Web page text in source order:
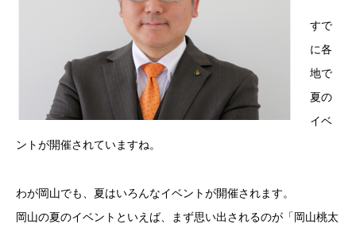
すで
に各
地で
夏の
イベ
ントが開催されていますね。
わが岡山でも、夏はいろんなイベントが開催されます。
岡山の夏のイベントといえば、まず思い出されるのが「岡山桃太